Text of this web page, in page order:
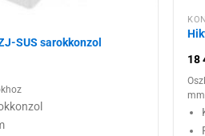
SUS sarokkonzol
18